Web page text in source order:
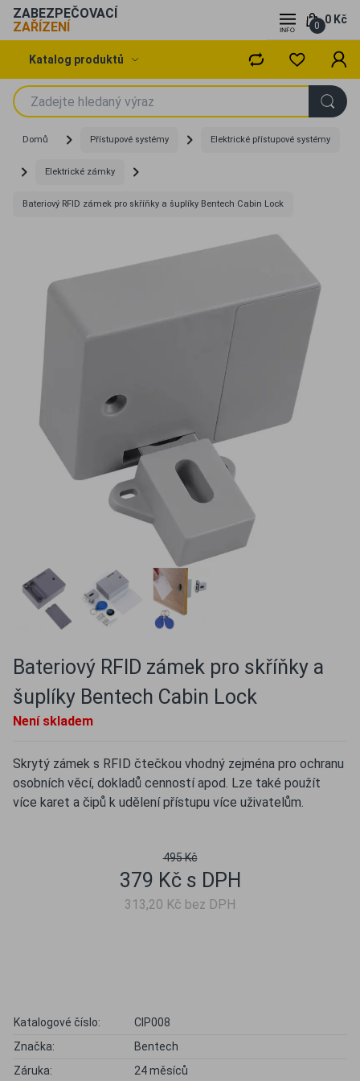
0 Kč
0
ZABEZPEČOVACÍ
ZAŘÍZENÍ
Katalog produktů
Domů Přístupové systémy Elektrické přístupové systémy
Elektrické zámky
Bateriový RFID zámek pro skříňky a šuplíky Bentech Cabin Lock
Bateriový RFID zámek pro skříňky a
šuplíky Bentech Cabin Lock
Není skladem
Skrytý zámek s RFID čtečkou vhodný zejména pro ochranu
osobních věcí, dokladů cenností apod. Lze také použít
více karet a čipů k udělení přístupu více uživatelům.
495 Kč
379 Kč s DPH
313,20 Kč bez DPH
Katalogové číslo:
CIP008
Značka:
Bentech
Záruka:
24 měsíců